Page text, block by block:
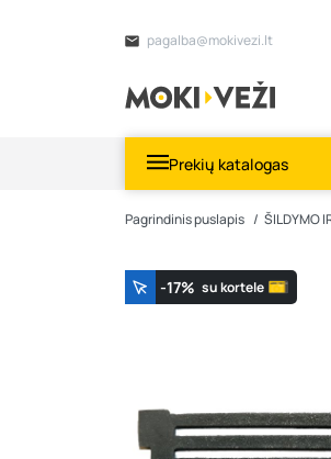
pagalba@mokivezi.lt
Prekių katalogas
Pagrindinis puslapis ŠILDYMO
-17% su kortele